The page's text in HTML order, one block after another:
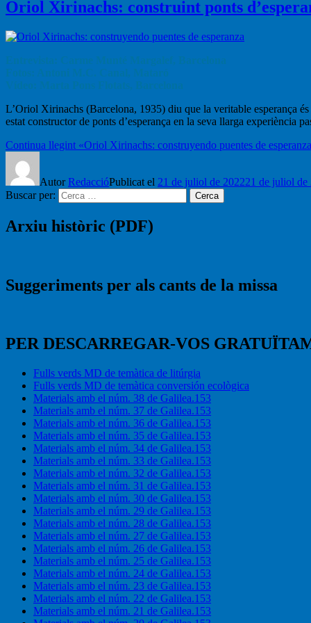
Oriol Xirinachs: construint ponts
L’Oriol Xirinachs (Barcelona, 1935) diu que la veritable esperança
estat constructor de ponts d’esperança en la seva llarga experiència
Continua llegint «Oriol Xirinachs: construyendo puentes de
AutorRedaccióPublicat el 21 de juliol de 202221 de juliol de
Buscar per:
Cerca
Arxiu històric (PDF)
Suggeriments per als cants de la missa
PER DESCARREGAR-VOS
Fulls verds MD de temàtica de litúrgia
Fulls verds MD de temàtica conversión ecològica
Materials amb el núm. 38 de Galilea.153
Materials amb el núm. 37 de Galilea.153
Materials amb el núm. 36 de Galilea.153
Materials amb el núm. 35 de Galilea.153
Materials amb el núm. 34 de Galilea.153
Materials amb el núm. 33 de Galilea.153
Materials amb el núm. 32 de Galilea.153
Materials amb el núm. 31 de Galilea.153
Materials amb el núm. 30 de Galilea.153
Materials amb el núm. 29 de Galilea.153
Materials amb el núm. 28 de Galilea.153
Materials amb el núm. 27 de Galilea.153
Materials amb el núm. 26 de Galilea.153
Materials amb el núm. 25 de Galilea.153
Materials amb el núm. 24 de Galilea.153
Materials amb el núm. 23 de Galilea.153
Materials amb el núm. 22 de Galilea.153
Materials amb el núm. 21 de Galilea.153